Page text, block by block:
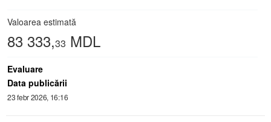
Valoarea estimată
83 333,33 MDL
Evaluare
Data publicării
23 febr 2026, 16:16